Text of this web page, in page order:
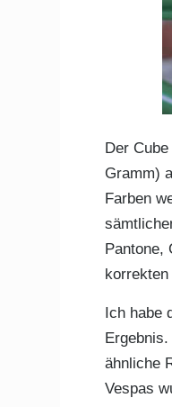
Der
Gramm)
Farben
Pantone,
Ich habe
ähnliche
Vespas